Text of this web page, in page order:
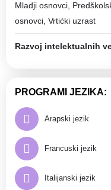
Mladji osnovci,
osnovci, Vrtićki uzrast
Razvoj intelektualnih
PROGRAMI JEZIKA:
Arapski jezik
Francuski jezik
Italijanski jezik